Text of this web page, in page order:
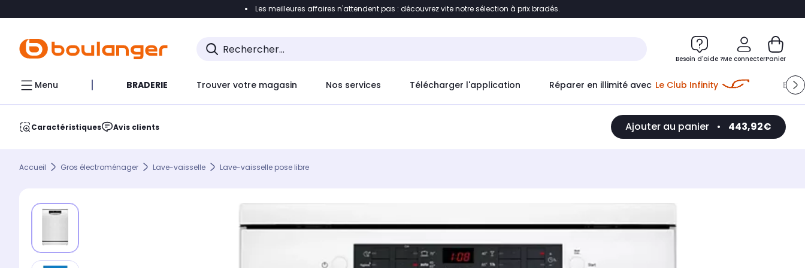
Accéder directement au contenu Accéder directement au pied de page Accéder directement au chatbot
Les meilleures affaires n'attendent pas : découvrez vite notre sélection à prix bradés.
Besoin d'aide ?Me connecterPanier
Menu BRADERIE Trouver votre magasin Nos services Télécharger l'application Réparer en illimité avec Le Club Infinity
Caractéristiques Avis clients Ajouter au panier • 443,92€
Accueil Gros électroménager Lave-vaisselle Lave-vaisselle pose libre